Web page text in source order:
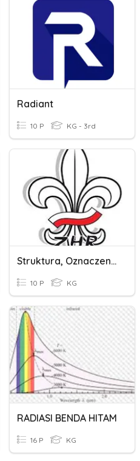
Radiant
10 P KG - 3rd
Struktura, Oznaczenia Funkcji I Stopni
10 P KG
RADIASI BENDA HITAM
16 P KG